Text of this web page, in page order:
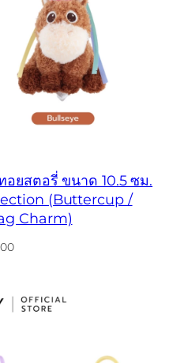
ยสตอรี่ ขนาด 10.5 ซม.
(Buttercup /
Charm)